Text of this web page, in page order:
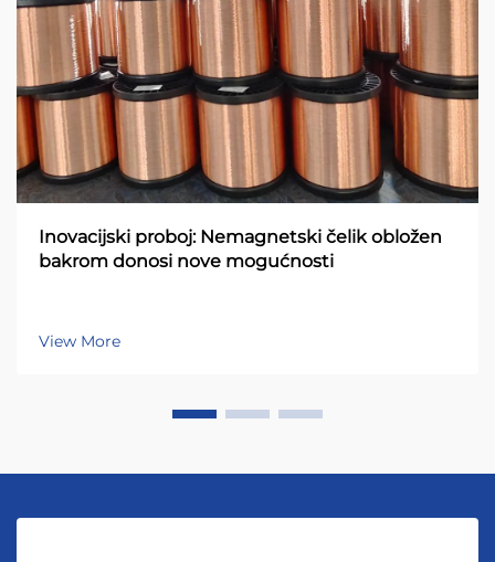
Inovacijski proboj: Nemagnetski čelik obložen
bakrom donosi nove mogućnosti
View More